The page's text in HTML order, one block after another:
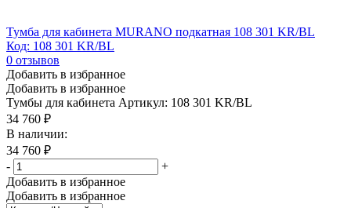
Тумба для кабинета MURANO подкатная 108 301 KR/BL
Код: 108 301 KR/BL
0 отзывов
Добавить в избранное
Добавить в избранное
Тумбы для кабинета Артикул: 108 301 KR/BL
34 760 ₽
В наличии:
34 760 ₽
-
+
Добавить в избранное
Добавить в избранное